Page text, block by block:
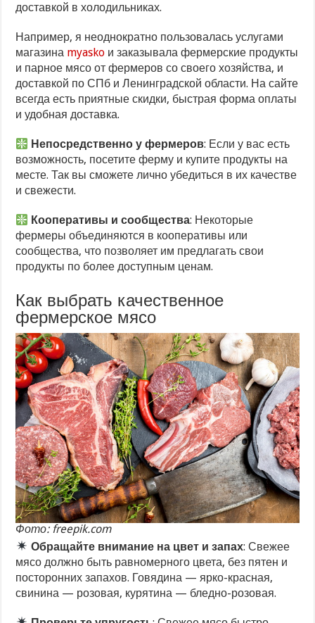
доставкой в холодильниках.
Например, я неоднократно пользовалась услугами
магазина myasko и заказывала фермерские продукты
и парное мясо от фермеров со своего хозяйства, и
доставкой по СПб и Ленинградской области. На сайте
всегда есть приятные скидки, быстрая форма оплаты
и удобная доставка.
Непосредственно у фермеров: Если у вас есть
возможность, посетите ферму и купите продукты на
месте. Так вы сможете лично убедиться в их качестве
и свежести.
Кооперативы и сообщества: Некоторые
фермеры объединяются в кооперативы или
сообщества, что позволяет им предлагать свои
продукты по более доступным ценам.
Как выбрать качественное
фермерское мясо
Фото: freepik.com
Обращайте внимание на цвет и запах: Свежее
мясо должно быть равномерного цвета, без пятен и
посторонних запахов. Говядина — ярко-красная,
свинина — розовая, курятина — бледно-розовая.